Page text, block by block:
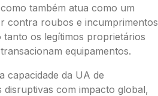
também atua como um
contra roubos e incumprimentos
os legítimos proprietários
equipamentos.
capacidade da UA de
disruptivas com impacto global,